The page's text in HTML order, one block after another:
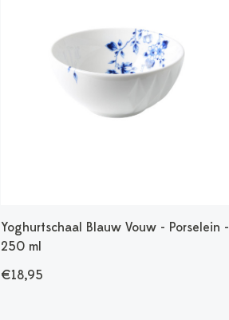
Yoghurtschaal Blauw Vouw - Porselein -
250 ml
€18,95